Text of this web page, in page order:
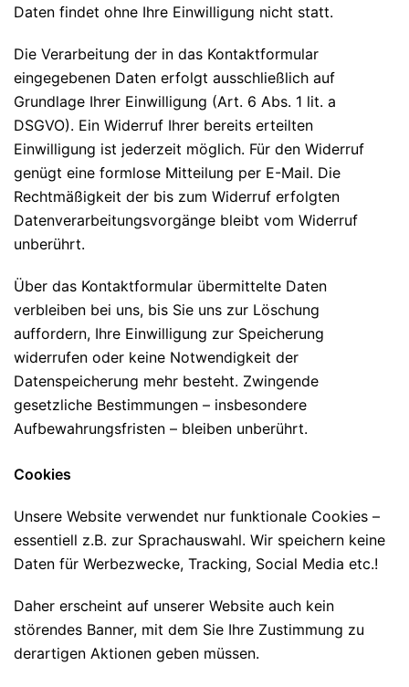
Daten findet ohne Ihre Einwilligung nicht statt.
Die Verarbeitung der in das Kontaktformular
eingegebenen Daten erfolgt ausschließlich auf
Grundlage Ihrer Einwilligung (Art. 6 Abs. 1 lit. a
DSGVO). Ein Widerruf Ihrer bereits erteilten
Einwilligung ist jederzeit möglich. Für den Widerruf
genügt eine formlose Mitteilung per E-Mail. Die
Rechtmäßigkeit der bis zum Widerruf erfolgten
Datenverarbeitungsvorgänge bleibt vom Widerruf
unberührt.
Über das Kontaktformular übermittelte Daten
verbleiben bei uns, bis Sie uns zur Löschung
auffordern, Ihre Einwilligung zur Speicherung
widerrufen oder keine Notwendigkeit der
Datenspeicherung mehr besteht. Zwingende
gesetzliche Bestimmungen – insbesondere
Aufbewahrungsfristen – bleiben unberührt.
Cookies
Unsere Website verwendet nur funktionale Cookies –
essentiell z.B. zur Sprachauswahl. Wir speichern keine
Daten für Werbezwecke, Tracking, Social Media etc.!
Daher erscheint auf unserer Website auch kein
störendes Banner, mit dem Sie Ihre Zustimmung zu
derartigen Aktionen geben müssen.